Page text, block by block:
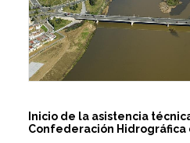
Inicio de la asistencia
Confederación Hidrográfica